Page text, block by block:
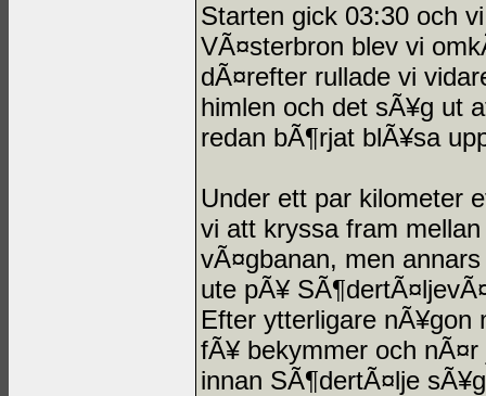
Starten gick 03:30 och
VÃ¤sterbron blev vi
dÃ¤refter rullade vi
himlen och det sÃ¥g ut
redan bÃ¶rjat blÃ¥sa
Under ett par kilometer
vi att kryssa fram
vÃ¤gbanan, men
ute pÃ¥
Efter ytterligare nÃ¥gon
fÃ¥ bekymmer och
innan SÃ¶dertÃ¤lje